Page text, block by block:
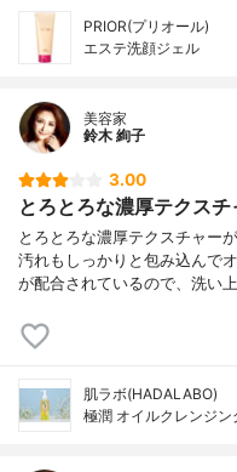
PRIOR(プリオール)
エステ洗顔ジェル
美容家
鈴木 絢子
3.00
とろとろな濃厚テクス
とろとろな濃厚テクスチャー
汚れもしっかりと包み込んで
が配合されているので、洗い
肌ラボ(HADALABO)
極潤 オイルクレンジン